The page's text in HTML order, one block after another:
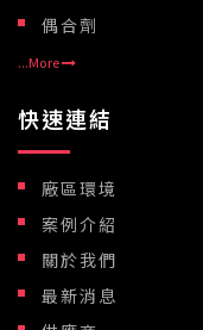
偶合劑
...More
快速連結
廠區環境
案例介紹
關於我們
最新消息